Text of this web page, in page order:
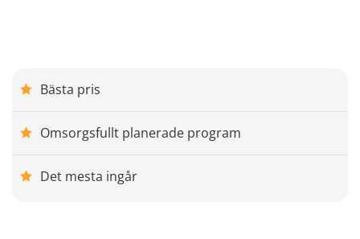
Bästa pris
Omsorgsfullt planerade program
Det mesta ingår